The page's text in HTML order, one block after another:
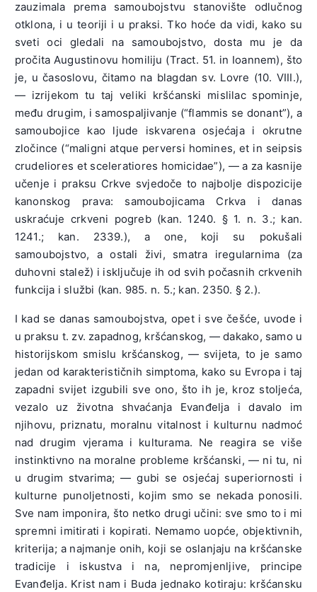
zauzimala prema samoubojstvu stanovište odlučnog
otklona, i u teoriji i u praksi. Tko hoće da vidi, kako su
sveti oci gledali na samoubojstvo, dosta mu je da
pročita Augustinovu homiliju (Tract. 51. in Ioannem), što
je, u časoslovu, čitamo na blagdan sv. Lovre (10. VIII.),
— izrijekom tu taj veliki kršćanski mislilac spominje,
među drugim, i samospaljivanje (“flammis se donant”), a
samoubojice kao ljude iskvarena osjećaja i okrutne
zločince (“maligni atque perversi homines, et in seipsis
crudeliores et sceleratiores homicidae”), — a za kasnije
učenje i praksu Crkve svjedoče to najbolje dispozicije
kanonskog prava: samoubojicama Crkva i danas
uskraćuje crkveni pogreb (kan. 1240. § 1. n. 3.; kan.
1241.; kan. 2339.), a one, koji su pokušali
samoubojstvo, a ostali živi, smatra iregularnima (za
duhovni stalež) i isključuje ih od svih počasnih crkvenih
funkcija i službi (kan. 985. n. 5.; kan. 2350. § 2.).
I kad se danas samoubojstva, opet i sve češće, uvode i
u praksu t. zv. zapadnog, kršćanskog, — dakako, samo u
historijskom smislu kršćanskog, — svijeta, to je samo
jedan od karakterističnih simptoma, kako su Evropa i taj
zapadni svijet izgubili sve ono, što ih je, kroz stoljeća,
vezalo uz životna shvaćanja Evanđelja i davalo im
njihovu, priznatu, moralnu vitalnost i kulturnu nadmoć
nad drugim vjerama i kulturama. Ne reagira se više
instinktivno na moralne probleme kršćanski, — ni tu, ni
u drugim stvarima; — gubi se osjećaj superiornosti i
kulturne punoljetnosti, kojim smo se nekada ponosili.
Sve nam imponira, što netko drugi učini: sve smo to i mi
spremni imitirati i kopirati. Nemamo uopće, objektivnih,
kriterija; a najmanje onih, koji se oslanjaju na kršćanske
tradicije i iskustva i na, nepromjenljive, principe
Evanđelja. Krist nam i Buda jednako kotiraju: kršćansku